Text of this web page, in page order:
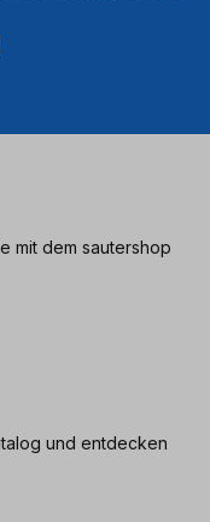
mit dem sautershop
und entdecken